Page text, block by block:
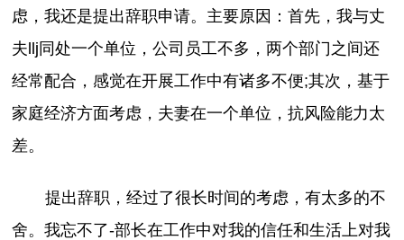
虑，我还是提出辞职申请。主要原因：首先，我与丈
夫llj同处一个单位，公司员工不多，两个部门之间还
经常配合，感觉在开展工作中有诸多不便;其次，基于
家庭经济方面考虑，夫妻在一个单位，抗风险能力太
差。
提出辞职，经过了很长时间的考虑，有太多的不
舍。我忘不了-部长在工作中对我的信任和生活上对我